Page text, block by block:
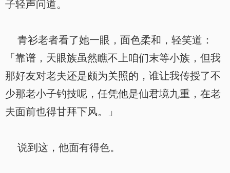
子轻声问道。
青衫老者看了她一眼，面色柔和，轻笑道：
「靠谱，天眼族虽然瞧不上咱们末等小族，但我
那好友对老夫还是颇为关照的，谁让我传授了不
少那老小子钓技呢，任凭他是仙君境九重，在老
夫面前也得甘拜下风。」
说到这，他面有得色。